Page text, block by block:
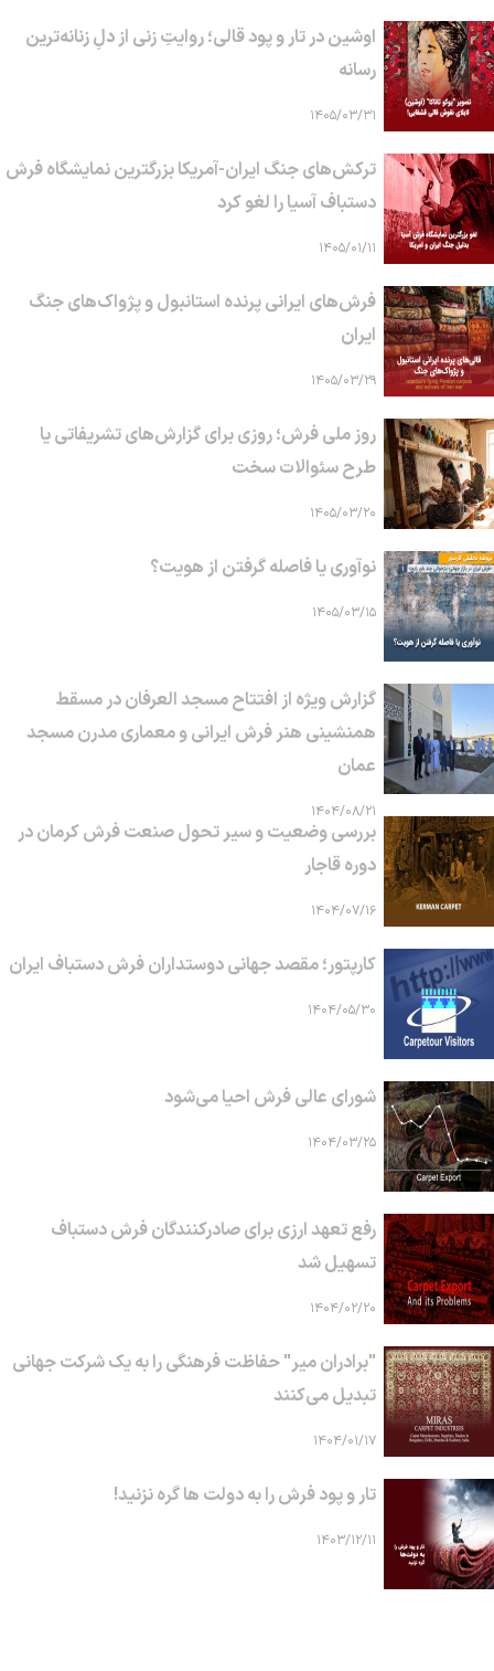
اوشین در تار و پود قالی؛ روایتِ زنی از دلِ زنانه‌ترین
رسانه
۱۴۰۵/۰۳/۳۱
ترکش‌های جنگ ایران-آمریکا بزرگترین نمایشگاه فرش
دستباف آسیا را لغو کرد
۱۴۰۵/۰۱/۱۱
فرش‌های ایرانی پرنده استانبول و پژواک‌های جنگ
ایران
۱۴۰۵/۰۳/۲۹
روز ملی فرش؛ روزی برای گزارش‌های تشریفاتی یا
طرح سئوالات سخت
۱۴۰۵/۰۳/۲۰
نوآوری یا فاصله گرفتن از هویت؟
۱۴۰۵/۰۳/۱۵
گزارش ویژه از افتتاح مسجد العرفان در مسقط
همنشینی هنر فرش ایرانی و معماری مدرن مسجد
عمان
۱۴۰۴/۰۸/۲۱
بررسی وضعیت و سیر تحول صنعت فرش کرمان در
دوره قاجار
۱۴۰۴/۰۷/۱۶
کارپتور؛ مقصد جهانی دوستداران فرش دستباف ایران
۱۴۰۴/۰۵/۳۰
شورای عالی فرش احیا می‌شود
۱۴۰۴/۰۳/۲۵
رفع تعهد ارزی برای صادرکنندگان فرش دستباف
تسهیل شد
۱۴۰۴/۰۲/۲۰
"برادران میر" حفاظت فرهنگی را به یک شرکت جهانی
تبدیل می‌کنند
۱۴۰۴/۰۱/۱۷
تار و پود فرش را به دولت ها گره نزنید!
۱۴۰۳/۱۲/۱۱